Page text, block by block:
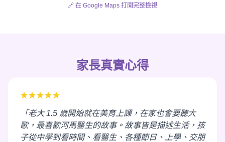
🔗 在 Google Maps 打開完整檢視
家長真實心得
★★★★★
「老大 1.5 歲開始就在美育上課，在家也會要聽大
歌，最喜歡河馬醫生的故事。故事皆是描述生活，孩
子從中學到看時間、看醫生、各種節日、上學、交朋